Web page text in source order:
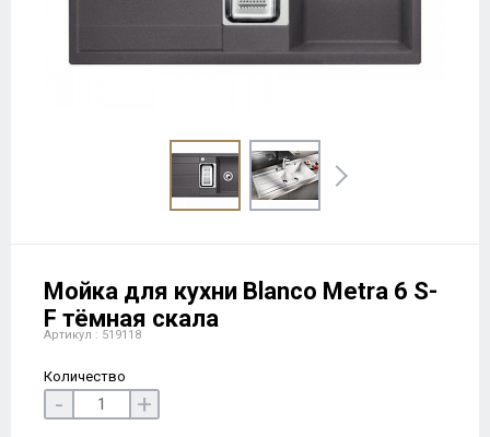
Мойка для кухни Blanco Metra 6 S-
F тёмная скала
Артикул : 519118
Количество
- +